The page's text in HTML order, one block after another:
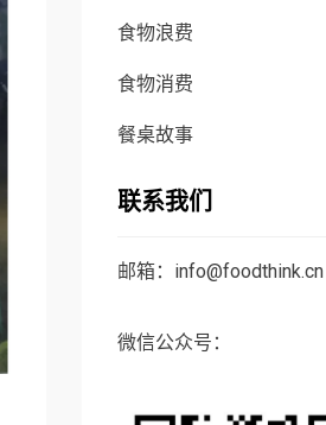
食物浪费
食物消费
餐桌故事
联系我们
邮箱：info@foodthink.cn
微信公众号：